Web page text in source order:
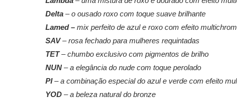
Delta – o ousado roxo com toque suave brilhante
Lamed – mix perfeito de azul e roxo com efeito
SAV– rosa fechado para mulheres requintadas
TET– chumbo exclusivo com pigmentos de brilho
NUN – a elegância do nude com toque perolado
PI– a combinação especial do azul e verde com efeito
YOD – a beleza natural do bronze